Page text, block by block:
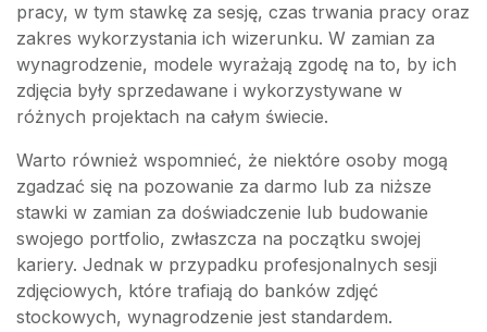
pracy, w tym stawkę za sesję, czas trwania pracy oraz
zakres wykorzystania ich wizerunku. W zamian za
wynagrodzenie, modele wyrażają zgodę na to, by ich
zdjęcia były sprzedawane i wykorzystywane w
różnych projektach na całym świecie.
Warto również wspomnieć, że niektóre osoby mogą
zgadzać się na pozowanie za darmo lub za niższe
stawki w zamian za doświadczenie lub budowanie
swojego portfolio, zwłaszcza na początku swojej
kariery. Jednak w przypadku profesjonalnych sesji
zdjęciowych, które trafiają do banków zdjęć
stockowych, wynagrodzenie jest standardem.